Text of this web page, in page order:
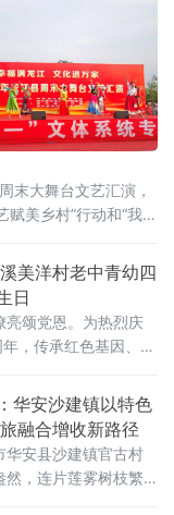
末大舞台文艺汇演，
美乡村”行动和“我们
，千余名干部群众齐
凝聚奋进新
美洋村老中青幼四
日
亮颂党恩。为热烈庆
，传承红色基因、赓
县金谷镇美洋村党总
唱支红歌给党听”主题
彩文艺礼赞党的百
洋村党总支、金谷
溪县老兵书画艺术
华安沙建镇以特色
融合增收新路径
华安县沙建镇官古村
然，连片莲雾树枝繁